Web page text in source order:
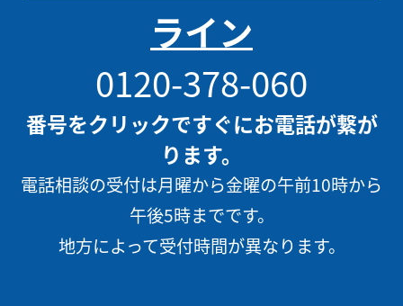
ライン
0120-378-060
番号をクリックですぐにお電話が繋が
ります。
電話相談の受付は月曜から金曜の午前10時から
午後5時までです。
地方によって受付時間が異なります。